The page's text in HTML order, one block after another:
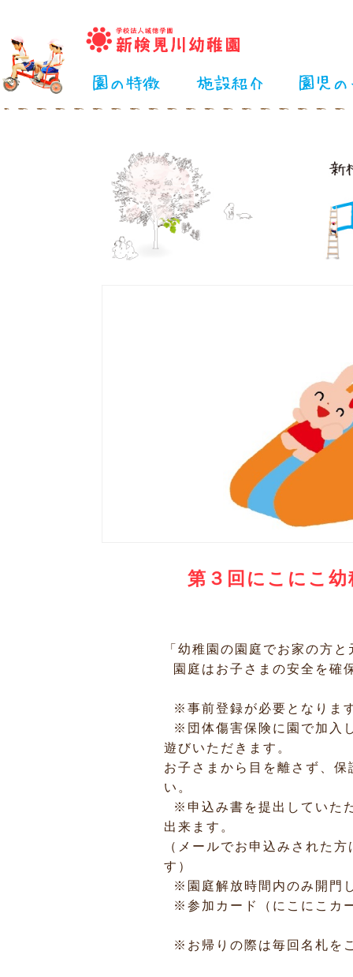
第３回にこにこ
「幼稚園の園庭でお家の方
園庭はお子さまの安全を確
※事前登録が必要となりま
※団体傷害保険に園で加入
遊びいただきます。
お子さまから目を離さず、
い。
※申込み書を提出していた
出来ます。
（メールでお申込みされた
す）
※園庭解放時間内のみ開門
※参加カード（にこにこカ
※お帰りの際は毎回名札を